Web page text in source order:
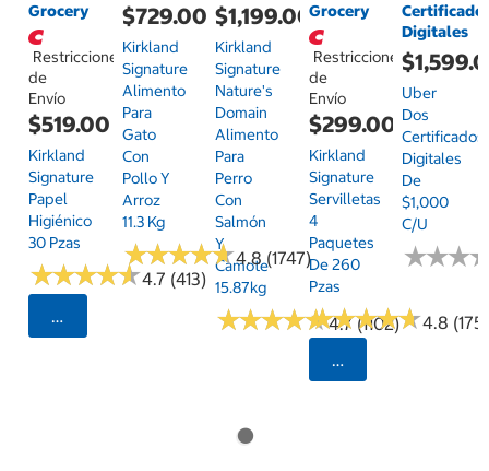
Grocery
Restricciones
de
Envío
$519.00
Kirkland
Signature
Papel
Higiénico
30 Pzas
★★★★★
★★★★★4.7 (413)
Seleccionar Código Postal
$729.00
Kirkland
Signature
Alimento
Para
Gato
Con
Pollo Y
Arroz
11.3 Kg
★★★★★
★★★★★4.8 (1747)
$1,199.00
Kirkland
Signature
Nature's
Domain
Alimento
Para
Perro
Con
Salmón
Y
Camote
15.87kg
★★★★★
★★★★★4.7 (1102)
Grocery
Restricciones
de
Envío
$299.00
Kirkland
Signature
Servilletas
4
Paquetes
De 260
Pzas
★★★★★
★★★★★4.8 (175)
Seleccionar
Digitales
Uber
Dos
Certificados
Digitales
De
$1,000
C/u
★★★
★★★